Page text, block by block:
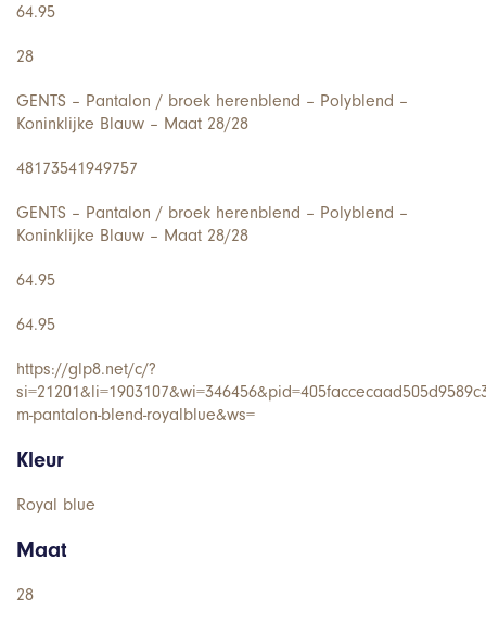
64.95
28
GENTS – Pantalon / broek herenblend – Polyblend –
Koninklijke Blauw – Maat 28/28
48173541949757
GENTS – Pantalon / broek herenblend – Polyblend –
Koninklijke Blauw – Maat 28/28
64.95
64.95
https://glp8.net/c/?
m-pantalon-blend-royalblue&ws=
Kleur
Royal blue
Maat
28